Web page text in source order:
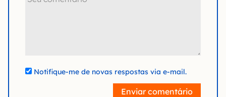
Notifique-me de novas respostas via e-mail.
Enviar comentário